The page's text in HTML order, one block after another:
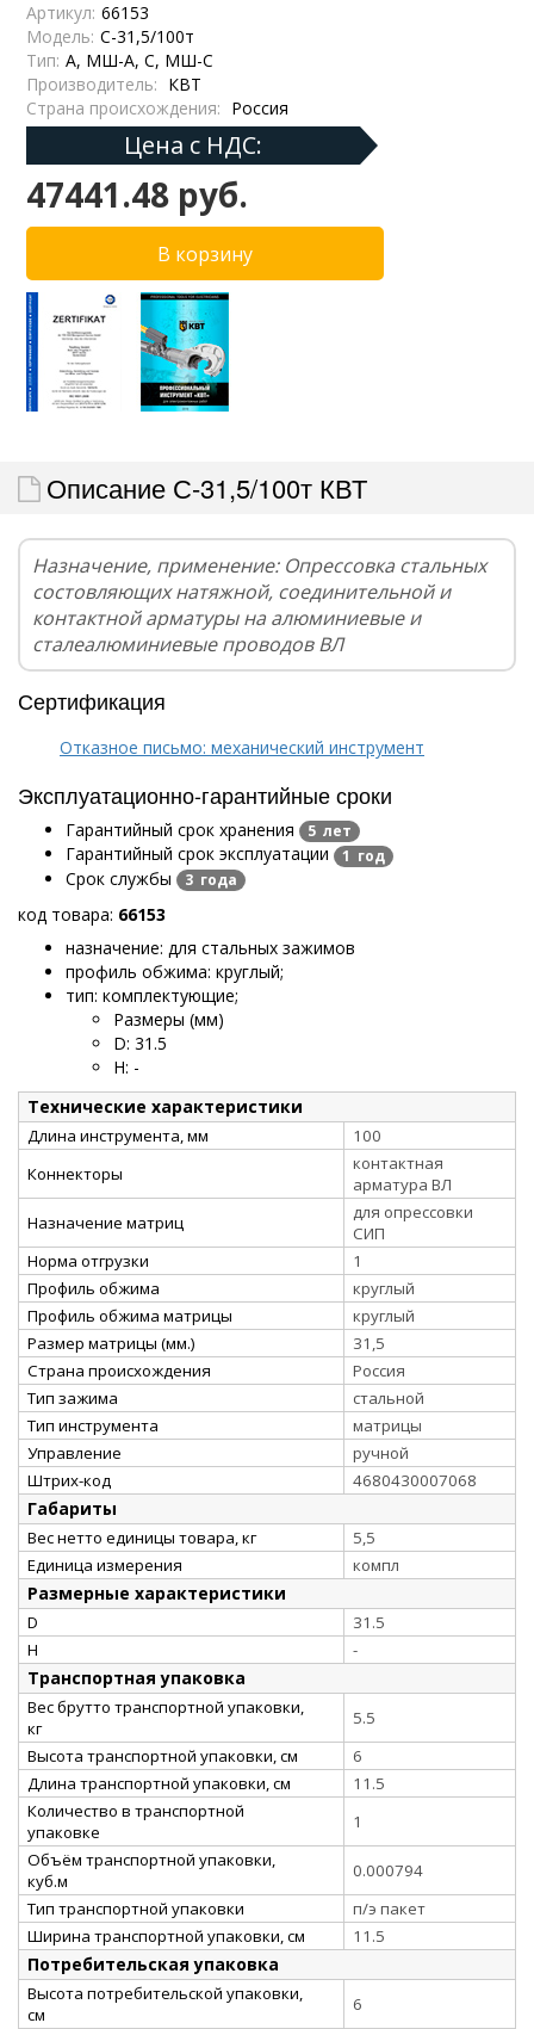
Артикул: 66153
Модель: С-31,5/100т
Тип: А, МШ-А, С, МШ-С
Производитель: КВТ
Страна происхождения: Россия
Цена с НДС:
47441.48 руб.
Описание С-31,5/100т КВТ
Назначение, применение: Опрессовка стальных
состовляющих натяжной, соединительной и
контактной арматуры на алюминиевые и
сталеалюминиевые проводов ВЛ
Сертификация
Отказное письмо: механический инструмент
Эксплуатационно-гарантийные сроки
Гарантийный срок хранения 5 лет
Гарантийный срок эксплуатации 1 год
Срок службы 3 года
код товара: 66153
назначение: для стальных зажимов
профиль обжима: круглый;
тип: комплектующие;
Размеры (мм)
D: 31.5
H: -
Технические характеристики
Длина инструмента, мм
100
Коннекторы
контактная
арматура ВЛ
Назначение матриц
для опрессовки
СИП
Норма отгрузки
1
Профиль обжима
круглый
Профиль обжима матрицы
круглый
Размер матрицы (мм.)
31,5
Страна происхождения
Россия
Тип зажима
стальной
Тип инструмента
матрицы
Управление
ручной
Штрих-код
4680430007068
Габариты
Вес нетто единицы товара, кг
5,5
Единица измерения
компл
Размерные характеристики
D
31.5
H
-
Транспортная упаковка
Вес брутто транспортной упаковки,
кг
5.5
Высота транспортной упаковки, см
6
Длина транспортной упаковки, см
11.5
Количество в транспортной
упаковке
1
Объём транспортной упаковки,
куб.м
0.000794
Тип транспортной упаковки
п/э пакет
Ширина транспортной упаковки, см
11.5
Потребительская упаковка
Высота потребительской упаковки,
см
6